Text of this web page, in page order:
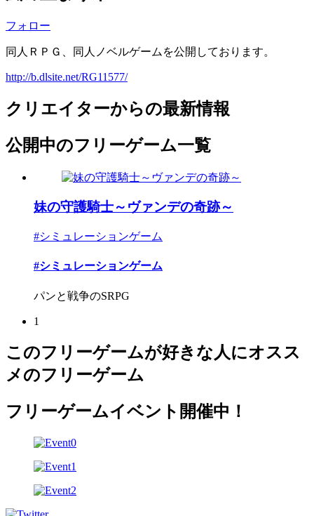
フォロー
同人ＲＰＧ、同人ノベルゲームを公開しております。
http://b.dlsite.net/RG11577/
クリエイターからの最新情報
公開中のフリーゲーム一覧
妹の守護騎士～ヴァンデの奇跡～
#シミュレーションゲーム
#シミュレーションゲーム
パンと戦争のSRPG
1
このフリーゲームが好きな人にオスス
メのフリーゲーム
フリーゲームイベント開催中！